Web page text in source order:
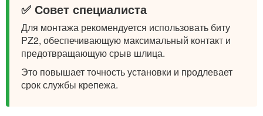
✅ Совет специалиста
Для монтажа рекомендуется использовать биту
PZ2, обеспечивающую максимальный контакт и
предотвращающую срыв шлица.
Это повышает точность установки и продлевает
срок службы крепежа.